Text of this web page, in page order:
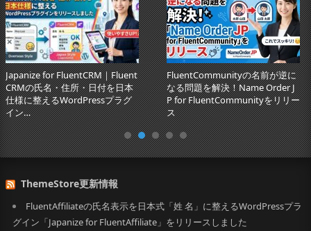
Japanize for FluentCRM｜Fluent
CRMの氏名・住所・日付を日本
仕様に整えるWordPressプラグ
イン…
FluentCommunityの名前が逆に
なる問題を解決！Name Order J
P for FluentCommunityをリリー
ス
ThemeStore更新情報
FluentAffiliateの氏名表示を日本式「姓 名」に整えるWordPressプラ
グイン「Japanize for FluentAffiliate」をリリースしました